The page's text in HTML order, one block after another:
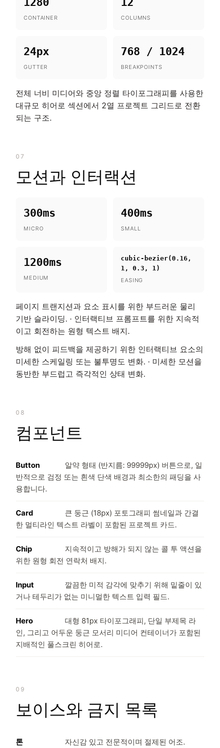
CONTAINER COLUMNS
24px
GUTTER
768 / 1024
BREAKPOINTS
전체 너비 미디어와 중앙 정렬 타이포그래피를 사용한
대규모 히어로 섹션에서 2열 프로젝트 그리드로 전환
되는 구조.
07
모션과 인터랙션
300ms
MICRO
400ms
SMALL
1200ms
MEDIUM
cubic-bezier(0.16,
1, 0.3, 1)
EASING
페이지 트랜지션과 요소 표시를 위한 부드러운 물리
기반 슬라이딩. · 인터랙티브 프롬프트를 위한 지속적
이고 회전하는 원형 텍스트 배지.
방해 없이 피드백을 제공하기 위한 인터랙티브 요소의
미세한 스케일링 또는 불투명도 변화. · 미세한 모션을
동반한 부드럽고 즉각적인 상태 변화.
08
컴포넌트
Button
알약 형태 (반지름: 99999px) 버튼으로, 일
반적으로 검정 또는 흰색 단색 배경과 최소한의 패딩을 사
용합니다.
Card
큰 둥근 (18px) 포토그래피 썸네일과 간결
한 멀티라인 텍스트 라벨이 포함된 프로젝트 카드.
Chip
지속적이고 방해가 되지 않는 콜 투 액션을
위한 원형 회전 연락처 배지.
Input
깔끔한 미적 감각에 맞추기 위해 밑줄이 있
거나 테두리가 없는 미니멀한 텍스트 입력 필드.
Hero
대형 81px 타이포그래피, 단일 부제목 라
인, 그리고 어두운 둥근 모서리 미디어 컨테이너가 포함된
지배적인 풀스크린 히어로.
09
보이스와 금지 목록
톤 자신감 있고 전문적이며 절제된 어조.